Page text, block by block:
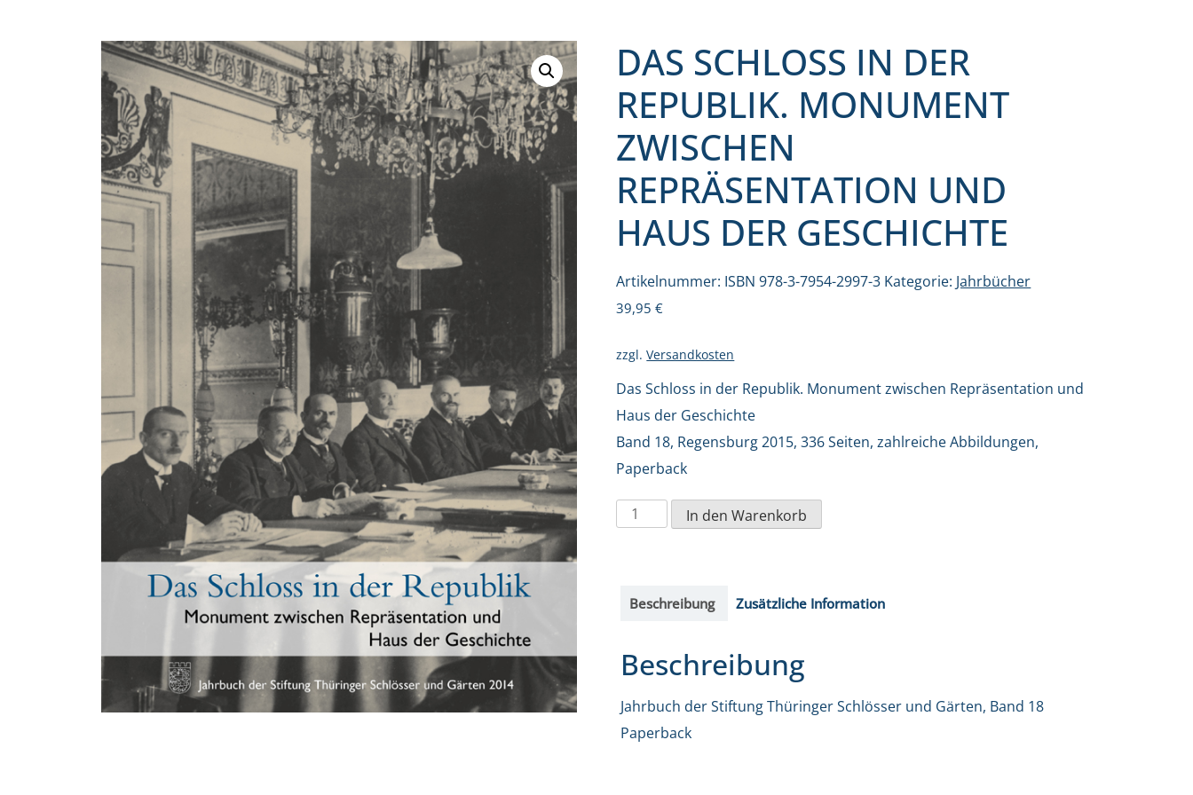
DAS SCHLOSS IN DER
REPUBLIK. MONUMENT
ZWISCHEN
REPRÄSENTATION UND
HAUS DER GESCHICHTE
Artikelnummer: ISBN 978-3-7954-2997-3 Kategorie: Jahrbücher
39,95€
zzgl.Versandkosten
Das Schloss in der Republik. Monument zwischen Repräsentation und
Haus der Geschichte
Band 18, Regensburg 2015, 336 Seiten, zahlreiche Abbildungen,
Paperback
Das
zwischen
Repräsentation
und
In den Warenkorb
Beschreibung Zusätzliche Information
Beschreibung
Jahrbuch der Stiftung Thüringer Schlösser und Gärten, Band 18
Paperback